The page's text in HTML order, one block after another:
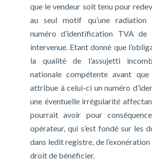
que le vendeur soit tenu pour
au seul motif qu’une radiation
numéro d’identification TVA de
intervenue. Etant donné que
la qualité de l’assujetti
nationale compétente avant
attribue à celui-ci un numéro
une éventuelle irrégularité
pourrait avoir pour
opérateur, qui s’est fondé sur les
dans ledit registre, de
droit de bénéficier.